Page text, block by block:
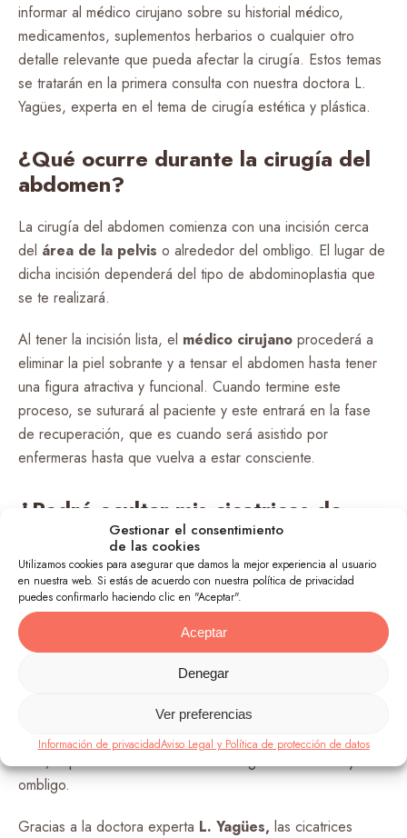
Gestionar el consentimiento
de las cookies
Utilizamos cookies para asegurar que damos la mejor experiencia al usuario
en nuestra web. Si estás de acuerdo con nuestra política de privacidad
puedes confirmarlo haciendo clic en "Aceptar".
Aceptar
Denegar
Ver preferencias
Información de privacidadAviso Legal y Política de protección de datos
informar al médico cirujano sobre su historial médico,
medicamentos, suplementos herbarios o cualquier otro
detalle relevante que pueda afectar la cirugía. Estos temas
se tratarán en la primera consulta con nuestra doctora L.
Yagües, experta en el tema de cirugía estética y plástica.
¿Qué ocurre durante la cirugía del
abdomen?
La cirugía del abdomen comienza con una incisión cerca
del área de la pelvis o alrededor del ombligo. El lugar de
dicha incisión dependerá del tipo de abdominoplastia que
se te realizará.
Al tener la incisión lista, el médico cirujano procederá a
eliminar la piel sobrante y a tensar el abdomen hasta tener
una figura atractiva y funcional. Cuando termine este
proceso, se suturará al paciente y este entrará en la fase
de recuperación, que es cuando será asistido por
enfermeras hasta que vuelva a estar consciente.
¿Podré ocultar mis cicatrices de
abdominoplastia?
Las cicatrices de la operación de abdomen son muy
discretas. En el caso de que la incisión se realice cerca del
pubis, esta estará muy por debajo de una línea normal de
la ropa interior o del pantalón de vestir, por lo que es fácil
Si la incisión es realizada en el ombligo, existe la posibilidad
tener una mínima cicatriz que se mimetizará con esta
área, especialmente si durante la cirugía se reconstruyó el
ombligo.
Gracias a la doctora experta L. Yagües, las cicatrices